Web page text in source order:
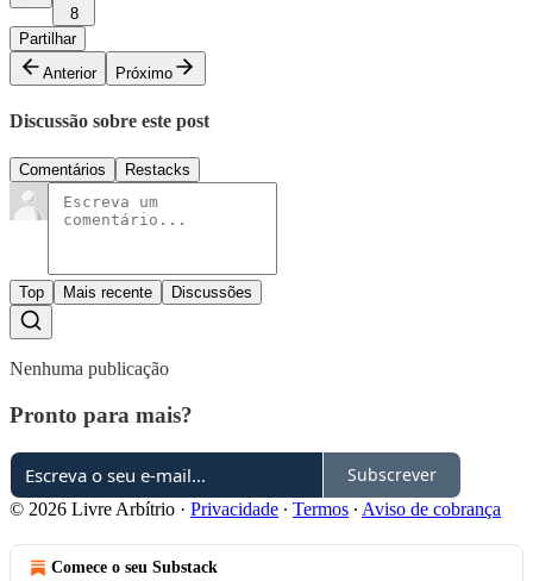
8
Partilhar
Anterior
Próximo
Discussão sobre este post
Comentários Restacks
Top Mais recente Discussões
Nenhuma publicação
Pronto para mais?
Subscrever
© 2026 Livre Arbítrio · Privacidade ∙ Termos ∙ Aviso de cobrança
Comece o seu Substack